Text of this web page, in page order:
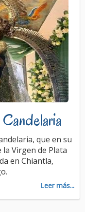
que en su
Virgen de Plata
en Chiantla,
Leer más...